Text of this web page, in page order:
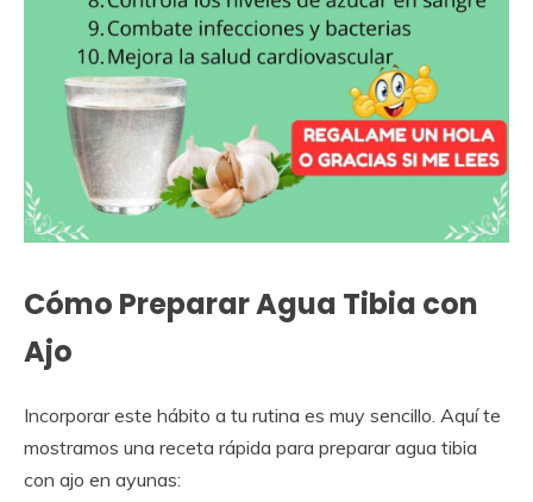
Cómo Preparar Agua Tibia con
Ajo
Incorporar este hábito a tu rutina es muy sencillo. Aquí te
mostramos una receta rápida para preparar agua tibia
con ajo en ayunas: